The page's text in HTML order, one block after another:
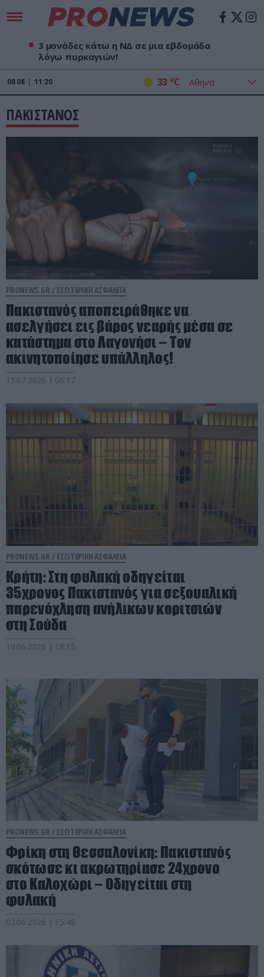
3 μονάδες κάτω η ΝΔ σε μια εβδομάδα
λόγω πυρκαγιών!
08 08 11:20 33 oC
ΠΑΚΙΣΤΑΝΟΣ
PRONEWS.GR / ΕΣΩΤΕΡΙΚΗ ΑΣΦΑΛΕΙΑ
Πακιστανός αποπειράθηκε να
ασελγήσει εις βάρος νεαρής μέσα σε
κατάστημα στο Λαγονήσι – Τον
ακινητοποίησε υπάλληλος!
15.07.2026 | 06:17
PRONEWS.GR / ΕΣΩΤΕΡΙΚΗ ΑΣΦΑΛΕΙΑ
Κρήτη: Στη φυλακή οδηγείται
35χρονος Πακιστανός για σεξουαλική
παρενόχληση ανήλικων κοριτσιών
στη Σούδα
10.06.2026 | 18:15
PRONEWS.GR / ΕΣΩΤΕΡΙΚΗ ΑΣΦΑΛΕΙΑ
Φρίκη στη Θεσσαλονίκη: Πακιστανός
σκότωσε κι ακρωτηρίασε 24χρονο
στο Καλοχώρι – Οδηγείται στη
φυλακή
02.06.2026 | 15:48